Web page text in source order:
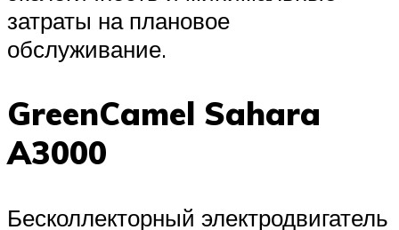
затраты на плановое
обслуживание.
GreenCamel Sahara
A3000
Бесколлекторный электродвигатель